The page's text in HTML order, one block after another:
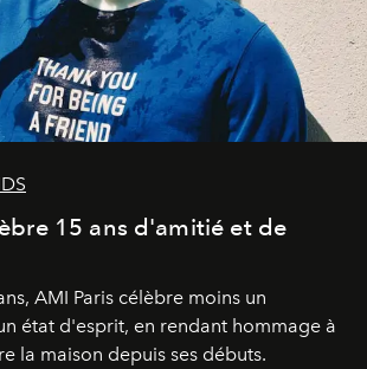
15 ans d'amitié et de
AMI Paris célèbre moins un
état d'esprit, en rendant hommage à
la maison depuis ses débuts.